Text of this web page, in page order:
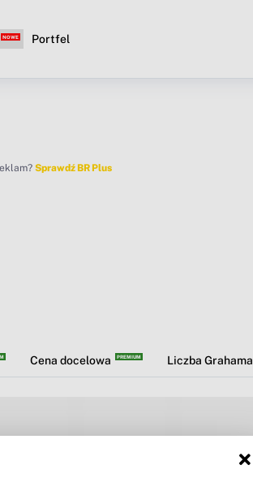
Portfel
Sprawdź BR Plus
Cena docelowa Liczba Grahama